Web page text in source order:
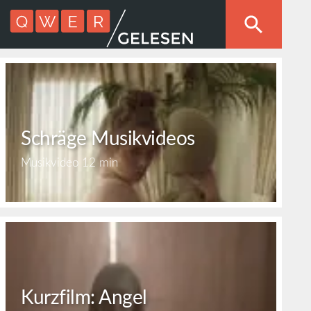
Schräge Musikvideos
Musikvideo 12 min
Kurzfilm: Angel